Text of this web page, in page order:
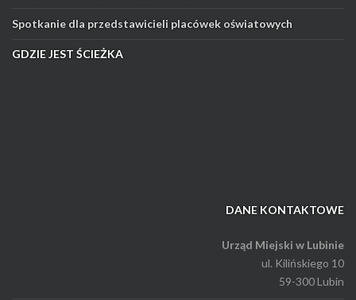
Spotkanie dla przedstawicieli placówek oświatowych
GDZIE JEST ŚCIEŻKA
DANE KONTAKTOWE
Urząd Miejski w Lubinie
ul. Kilińskiego 10
59-300 Lubin